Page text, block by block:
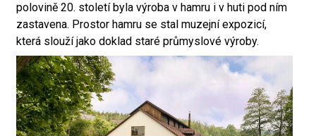
polovině 20. století byla výroba v hamru i v huti pod ním
zastavena. Prostor hamru se stal muzejní expozicí,
která slouží jako doklad staré průmyslové výroby.